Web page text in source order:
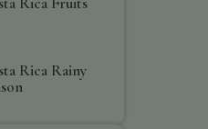
Rica Rainy